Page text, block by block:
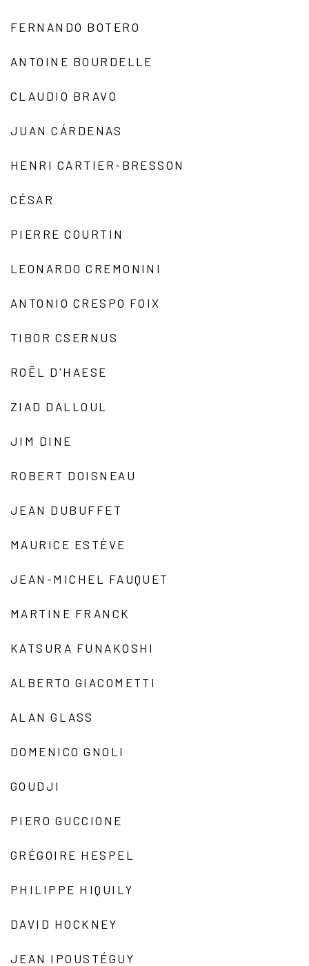
FERNANDO BOTERO
ANTOINE BOURDELLE
CLAUDIO BRAVO
JUAN CÁRDENAS
HENRI CARTIER-BRESSON
CÉSAR
PIERRE COURTIN
LEONARDO CREMONINI
ANTONIO CRESPO FOIX
TIBOR CSERNUS
ROËL D'HAESE
ZIAD DALLOUL
JIM DINE
ROBERT DOISNEAU
JEAN DUBUFFET
MAURICE ESTÈVE
JEAN-MICHEL FAUQUET
MARTINE FRANCK
KATSURA FUNAKOSHI
ALBERTO GIACOMETTI
ALAN GLASS
DOMENICO GNOLI
GOUDJI
PIERO GUCCIONE
GRÉGOIRE HESPEL
PHILIPPE HIQUILY
DAVID HOCKNEY
JEAN IPOUSTÉGUY